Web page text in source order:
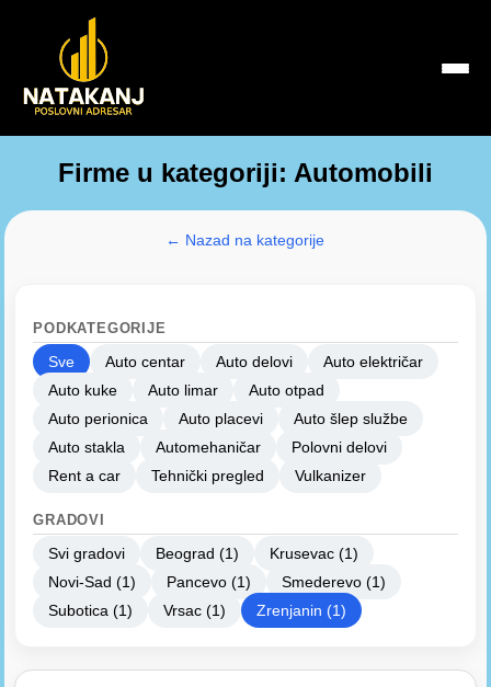
Firme u kategoriji: Automobili
← Nazad na kategorije
PODKATEGORIJE
Sve Auto centar Auto delovi
Auto električar
Auto kuke
Auto limar
Auto otpad
Auto perionica
Auto placevi
Auto šlep službe
Auto stakla
Automehaničar
Polovni delovi
Rent a car
Tehnički pregled Vulkanizer
GRADOVI
Svi gradovi Beograd (1)
Krusevac (1)
Novi-Sad (1)
Pancevo (1)
Smederevo (1)
Subotica (1)
Vrsac (1) Zrenjanin (1)